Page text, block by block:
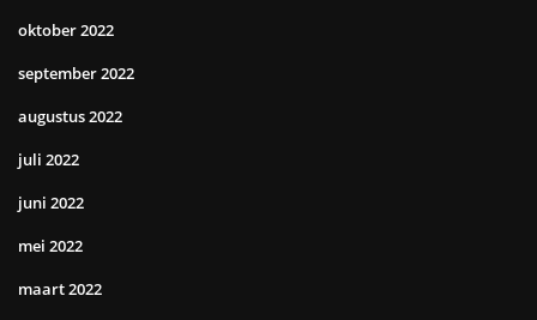
oktober 2022
september 2022
augustus 2022
juli 2022
juni 2022
mei 2022
maart 2022